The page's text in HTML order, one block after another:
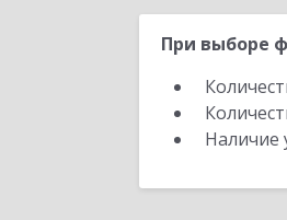
При выборе
Наличие